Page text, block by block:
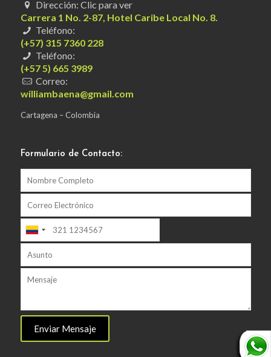
Dirección: Clic para ver
Carrera 1 No. 2-87, Hotel Caribe Local No. 8.
Teléfono:
(+57) 315 7360 228
Teléfono:
(+57 5) 665 3989
Correo:
williambaena@gmail.com
Cartagena – Colombia
Formulario de Contacto: